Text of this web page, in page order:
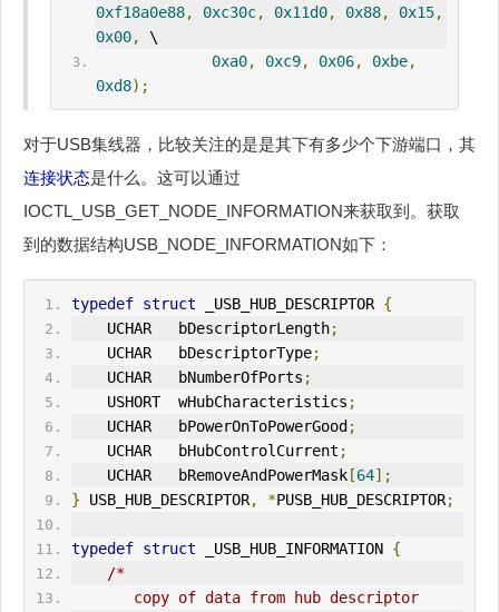
0xf18a0e88, 0xc30c, 0x11d0, 0x88, 0x15,
0x00,
\
0xa0, 0xc9, 0x06, 0xbe,
0xd8);
对于USB集线器，比较关注的是是其下有多少个下游端口，其
连接状态是什么。这可以通过
IOCTL_USB_GET_NODE_INFORMATION来获取到。获取
到的数据结构USB_NODE_INFORMATION如下：
typedef struct _USB_HUB_DESCRIPTOR {
    UCHAR   bDescriptorLength
;
    UCHAR   bDescriptorType
;
    UCHAR   bNumberOfPorts
;
    USHORT  wHubCharacteristics
;
    UCHAR   bPowerOnToPowerGood
;
    UCHAR   bHubControlCurrent
;
    UCHAR   bRemoveAndPowerMask
[64];
} USB_HUB_DESCRIPTOR, *PUSB_HUB_DESCRIPTOR;
typedef struct _USB_HUB_INFORMATION {
/*
       copy of data from hub descriptor